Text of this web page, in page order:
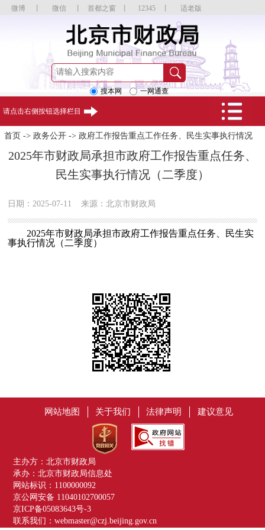
微博 微信 12345 适老版
首都之窗
搜本网 一网通查
请点击右侧按钮选择栏目
首页 -> 政务公开-> 政府工作报告重点工作任务、民生实事执行情况
2025年市财政局承担市政府工作报告重点任务、
民生实事执行情况（二季度）
日期：2025-07-11 来源：北京市财政局
2025年市财政局承担市政府工作报告重点任务、民生实
事执行情况（二季度）
网站地图 关于我们 法律声明 建议意见
主办方：北京市财政局
承办：北京市财政局信息处
网站标识：1100000092
京公网安备 11040102700057
京ICP备05083643号-3
联系我们：webmaster@czj.beijing.gov.cn